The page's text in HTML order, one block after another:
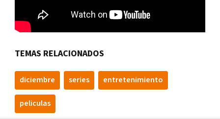
TEMAS RELACIONADOS
diciembre series entretenimiento
peliculas